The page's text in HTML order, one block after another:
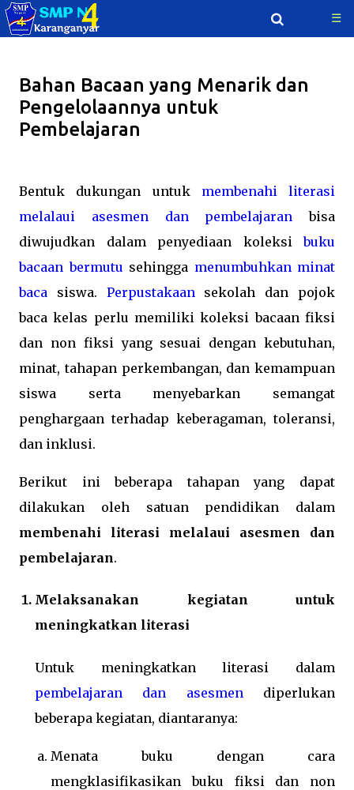
☰
Bahan Bacaan yang Menarik dan
Pengelolaannya untuk
Pembelajaran
Bentuk dukungan untuk membenahi literasi
melalaui asesmen dan pembelajaran bisa
diwujudkan dalam penyediaan koleksibuku
bacaan bermutu sehingga menumbuhkan minat
baca siswa. Perpustakaansekolah dan pojok
baca kelas perlu memiliki koleksi bacaan fiksi
dan non fiksi yang sesuai dengan kebutuhan,
minat, tahapan perkembangan, dan kemampuan
siswa serta menyebarkan semangat
penghargaan terhadap keberagaman, toleransi,
dan inklusi.
Berikut ini beberapa tahapan yang dapat
dilakukan oleh satuan pendidikan dalam
membenahi literasi melalaui asesmen dan
pembelajaran.
Melaksanakan kegiatan untuk
meningkatkan literasi
Untuk meningkatkan literasi dalam
pembelajaran dan asesmen diperlukan
beberapa kegiatan, diantaranya:
Menata buku dengan cara
mengklasifikasikan buku fiksi dan non